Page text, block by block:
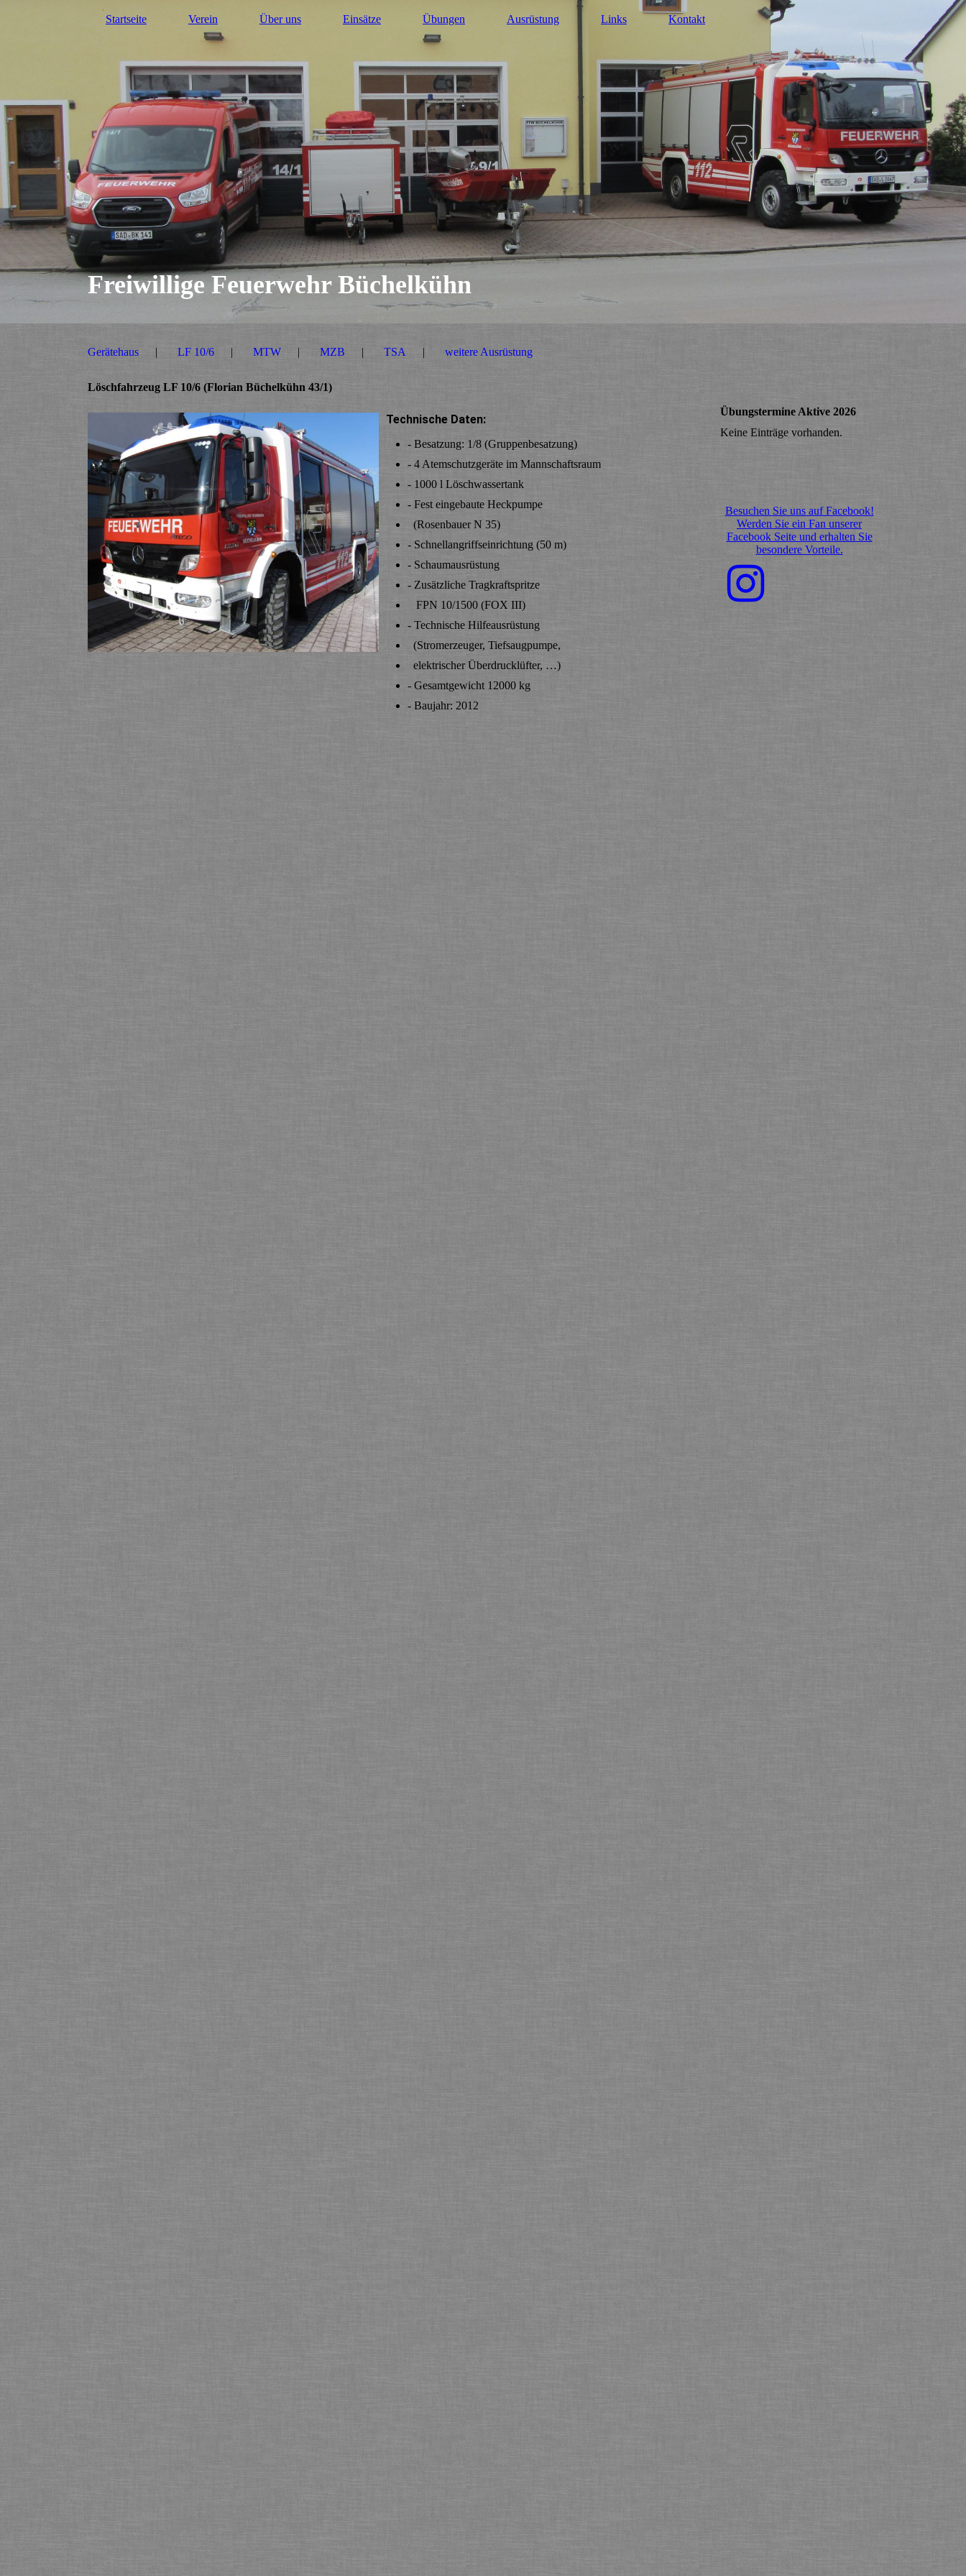
Startseite Verein Über uns Einsätze Übungen Ausrüstung Links Kontakt
Freiwillige Feuerwehr Büchelkühn
Gerätehaus LF 10/6 MTW MZB TSA weitere Ausrüstung
Löschfahrzeug LF 10/6 (Florian Büchelkühn 43/1)
Technische Daten:
- Besatzung: 1/8 (Gruppenbesatzung)
- 4 Atemschutzgeräte im Mannschaftsraum
- 1000 l Löschwassertank
- Fest eingebaute Heckpumpe
(Rosenbauer N 35)
- Schnellangriffseinrichtung (50 m)
- Schaumausrüstung
- Zusätzliche Tragkraftspritze
FPN 10/1500 (FOX III)
- Technische Hilfeausrüstung
(Stromerzeuger, Tiefsaugpumpe,
elektrischer Überdrucklüfter, …)
- Gesamtgewicht 12000 kg
- Baujahr: 2012
Übungstermine Aktive 2026
Keine Einträge vorhanden.
Besuchen Sie uns auf Facebook!
Werden Sie ein Fan unserer
Facebook Seite und erhalten Sie
besondere Vorteile.